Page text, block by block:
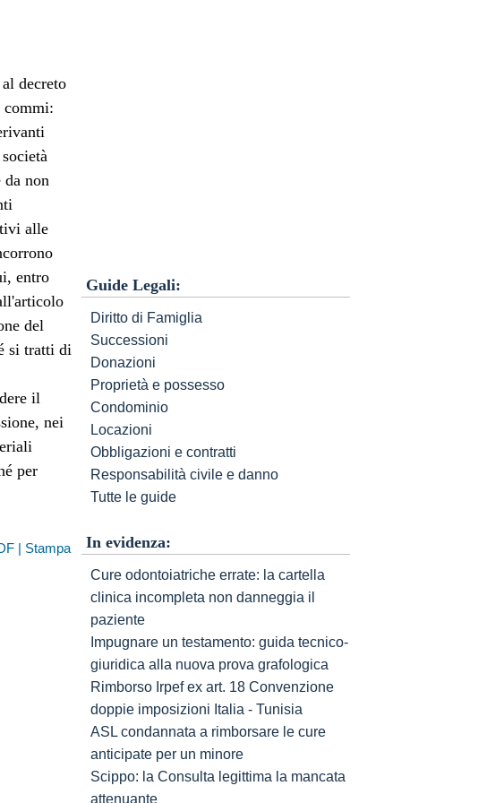
decreto
commi:
da non
alle
entro
del
si tratti di
il
nei
per
| Stampa
Guide Legali:
Diritto di Famiglia
Successioni
Donazioni
Proprietà e possesso
Condominio
Locazioni
Obbligazioni e contratti
Responsabilità civile e danno
Tutte le guide
In evidenza:
Cure odontoiatriche errate: la cartella
clinica incompleta non danneggia il
paziente
Impugnare un testamento: guida tecnico-
giuridica alla nuova prova grafologica
Rimborso Irpef ex art. 18 Convenzione
doppie imposizioni Italia - Tunisia
ASL condannata a rimborsare le cure
anticipate per un minore
Scippo: la Consulta legittima la mancata
attenuante